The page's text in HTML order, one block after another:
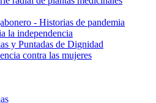
- Historias de pandemia
la independencia
y Puntadas de Dignidad
contra las mujeres